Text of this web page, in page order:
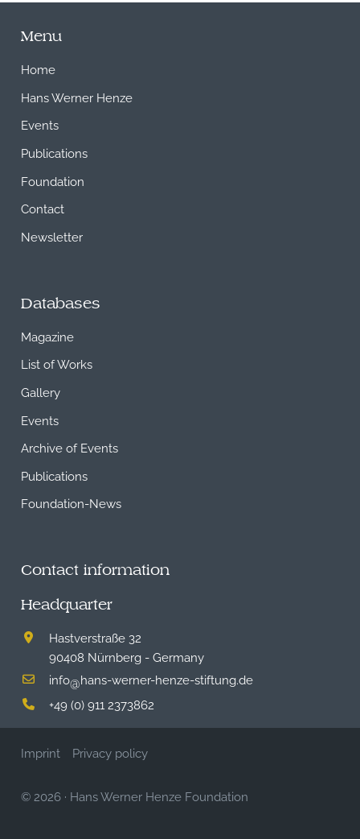
Menu
Home
Hans Werner Henze
Events
Publications
Foundation
Contact
Newsletter
Databases
Magazine
List of Works
Gallery
Events
Archive of Events
Publications
Foundation-News
Contact information
Headquarter
Hastverstraße 32
90408 Nürnberg - Germany
info@hans-werner-henze-stiftung.de
+49 (0) 911 2373862
Imprint Privacy policy
© 2026 · Hans Werner Henze Foundation